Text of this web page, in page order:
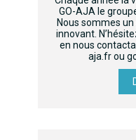
GO-AJA le
Nous sommes
innovant.
en nous
aja.fr ou